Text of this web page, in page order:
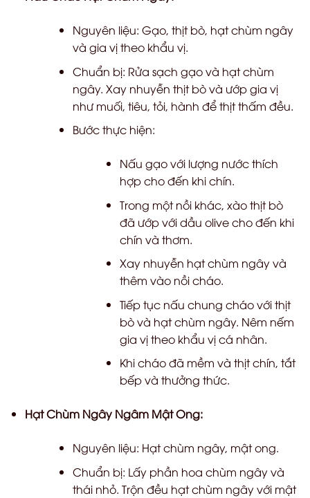
Nguyên liệu: Gạo, thịt bò, hạt chùm ngây
và gia vị theo khẩu vị.
Chuẩn bị: Rửa sạch gạo và hạt chùm
ngây. Xay nhuyễn thịt bò và ướp gia vị
như muối, tiêu, tỏi, hành để thịt thấm đều.
Bước thực hiện:
Nấu gạo với lượng nước thích
hợp cho đến khi chín.
Trong một nồi khác, xào thịt bò
đã ướp với dầu olive cho đến khi
chín và thơm.
Xay nhuyễn hạt chùm ngây và
thêm vào nồi cháo.
Tiếp tục nấu chung cháo với thịt
bò và hạt chùm ngây. Nêm nếm
gia vị theo khẩu vị cá nhân.
Khi cháo đã mềm và thịt chín, tắt
bếp và thưởng thức.
Hạt Chùm Ngây Ngâm Mật Ong:
Nguyên liệu: Hạt chùm ngây, mật ong.
Chuẩn bị: Lấy phần hoa chùm ngây và
thái nhỏ. Trộn đều hạt chùm ngây với mật